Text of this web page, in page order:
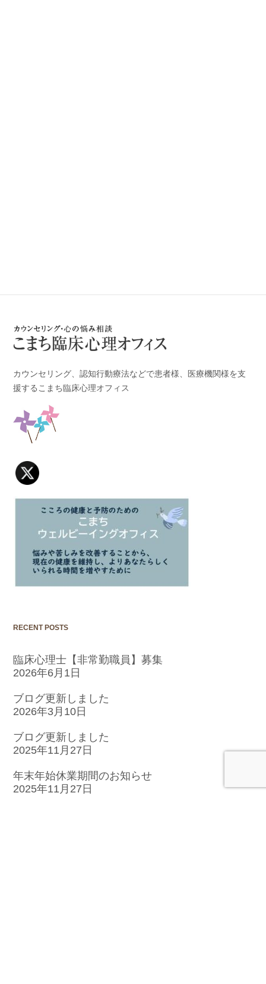
カウンセリング、認知行動療法などで患者様、医療機関様を支
援するこまち臨床心理オフィス
RECENT POSTS
臨床心理士【非常勤職員】募集
2026年6月1日
ブログ更新しました
2026年3月10日
ブログ更新しました
2025年11月27日
年末年始休業期間のお知らせ
2025年11月27日